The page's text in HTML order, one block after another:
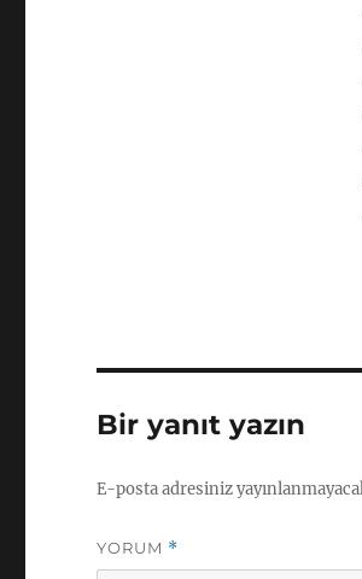
Bir yanıt yazın
E-posta adresiniz
YORUM *